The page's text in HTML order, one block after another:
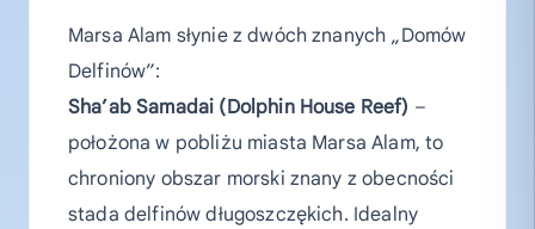
Marsa Alam słynie z dwóch znanych „Domów
Delfinów”:
Sha’ab Samadai (Dolphin House Reef) –
położona w pobliżu miasta Marsa Alam, to
chroniony obszar morski znany z obecności
stada delfinów długoszczękich. Idealny